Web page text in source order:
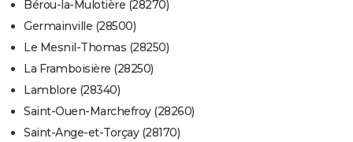
Bérou-la-Mulotière (28270)
Germainville (28500)
Le Mesnil-Thomas (28250)
La Framboisière (28250)
Lamblore (28340)
Saint-Ouen-Marchefroy (28260)
Saint-Ange-et-Torçay (28170)